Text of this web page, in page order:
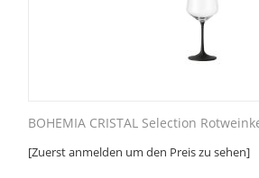
BOHEMIA CRISTAL Selection
[Zuerst anmelden um den Preis zu sehen]